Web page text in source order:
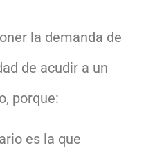
la demanda de
de acudir a un
porque:
es la que